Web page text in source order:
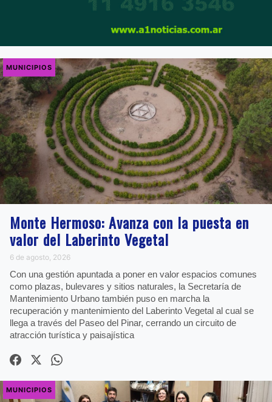
MUNICIPIOS
Monte Hermoso: Avanza con la puesta en
valor del Laberinto Vegetal
6 de agosto, 2026
Con una gestión apuntada a poner en valor espacios comunes
como plazas, bulevares y sitios naturales, la Secretaría de
Mantenimiento Urbano también puso en marcha la
recuperación y mantenimiento del Laberinto Vegetal al cual se
llega a través del Paseo del Pinar, cerrando un circuito de
atracción turística y paisajística
MUNICIPIOS